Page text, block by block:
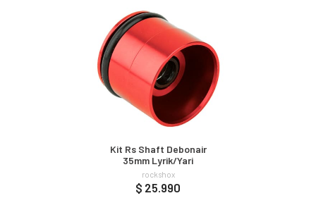
Kit Rs Shaft Debonair
35mm Lyrik/Yari
rockshox
$ 25.990